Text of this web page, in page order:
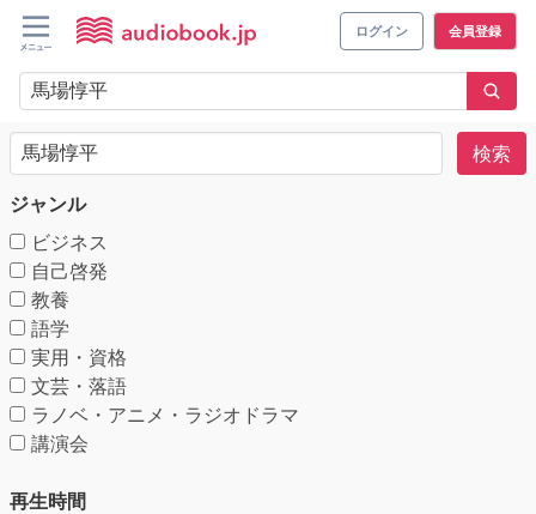
ログイン 会員登録
検索
ジャンル
ビジネス
自己啓発
教養
語学
実用・資格
文芸・落語
ラノベ・アニメ・ラジオドラマ
講演会
再生時間